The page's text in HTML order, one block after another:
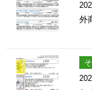
外